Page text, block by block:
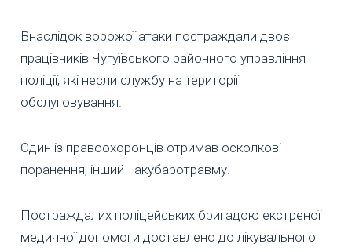
Внаслідок ворожої атаки постраждали двоє
працівників Чугуївського районного управління
поліції, які несли службу на території
обслуговування.
Один із правоохоронців отримав осколкові
поранення, інший - акубаротравму.
Постраждалих поліцейських бригадою екстреної
медичної допомоги доставлено до лікувального